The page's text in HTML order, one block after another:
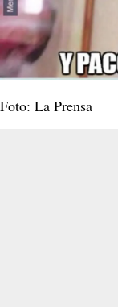
Foto: La Prensa